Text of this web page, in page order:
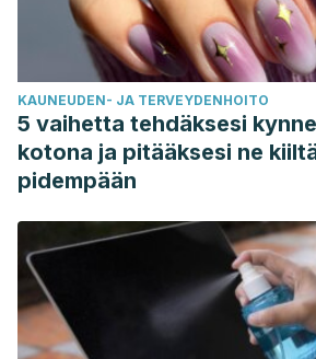
KAUNEUDEN- JA TERVEYDENHOITO
5 vaihetta tehdäksesi
kotona ja pitääksesi ne
pidempään